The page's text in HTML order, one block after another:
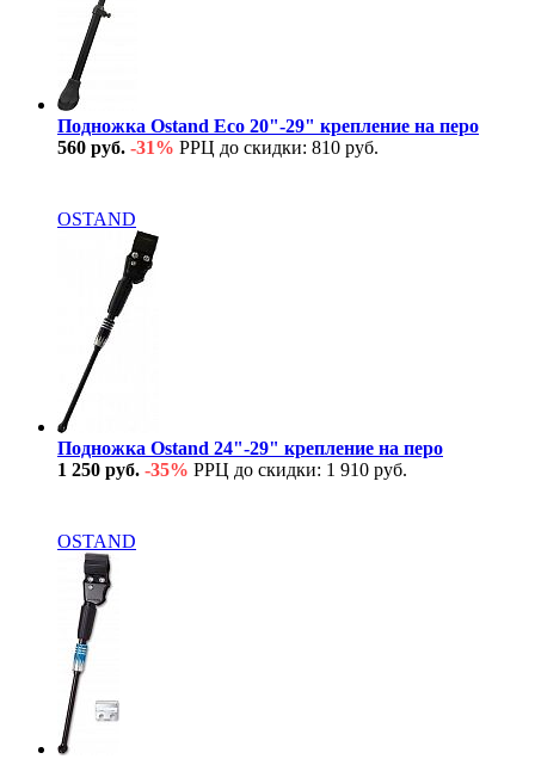
Подножка Ostand Eco 20"-29" крепление на перо
560 руб. -31% РРЦ до скидки: 810 руб.
OSTAND
Подножка Ostand 24"-29" крепление на перо
1 250 руб. -35% РРЦ до скидки: 1 910 руб.
OSTAND